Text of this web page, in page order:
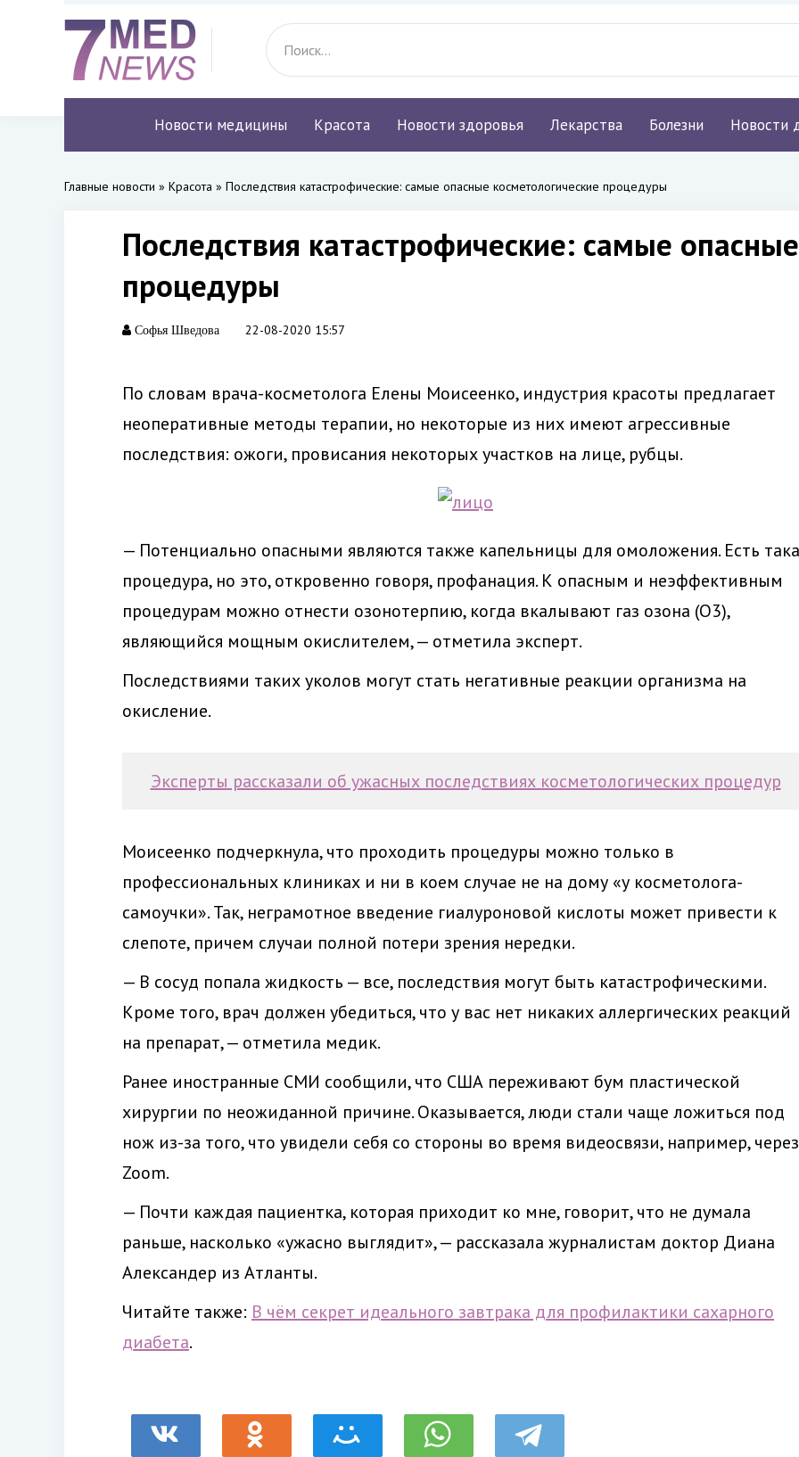
Новости медицины Красота Новости здоровья Лекарства Болезни Новости
Главные новости » Красота » Последствия катастрофические: самые опасные косметологические процедуры
Последствия катастрофические: самые
процедуры
Софья Шведова 22-08-2020 15:57
По словам врача-косметолога Елены Моисеенко, индустрия красоты предлагает
неоперативные методы терапии, но некоторые из них имеют агрессивные
последствия: ожоги, провисания некоторых участков на лице, рубцы.
— Потенциально опасными являются также капельницы для омоложения. Есть
процедура, но это, откровенно говоря, профанация. К опасным и неэффективным
процедурам можно отнести озонотерпию, когда вкалывают газ озона (O3),
являющийся мощным окислителем, — отметила эксперт.
Последствиями таких уколов могут стать негативные реакции организма на
окисление.
Эксперты рассказали об ужасных последствиях косметологических процедур
Моисеенко подчеркнула, что проходить процедуры можно только в
профессиональных клиниках и ни в коем случае не на дому «у косметолога-
самоучки». Так, неграмотное введение гиалуроновой кислоты может привести к
слепоте, причем случаи полной потери зрения нередки.
— В сосуд попала жидкость — все, последствия могут быть катастрофическими.
Кроме того, врач должен убедиться, что у вас нет никаких аллергических реакций
на препарат, — отметила медик.
Ранее иностранные СМИ сообщили, что США переживают бум пластической
хирургии по неожиданной причине. Оказывается, люди стали чаще ложиться под
нож из-за того, что увидели себя со стороны во время видеосвязи, например, через
Zoom.
— Почти каждая пациентка, которая приходит ко мне, говорит, что не думала
раньше, насколько «ужасно выглядит», — рассказала журналистам доктор Диана
Александер из Атланты.
Читайте также: В чём секрет идеального завтрака для профилактики сахарного
диабета.